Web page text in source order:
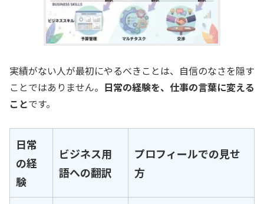
実績がない人が最初にやるべきことは、自信のなさを隠す
ことではありません。 日常の経験を、仕事の言葉に変える
ことです。
日常
の経
験
ビジネス用
語への翻訳
プロフィールでの見せ
方